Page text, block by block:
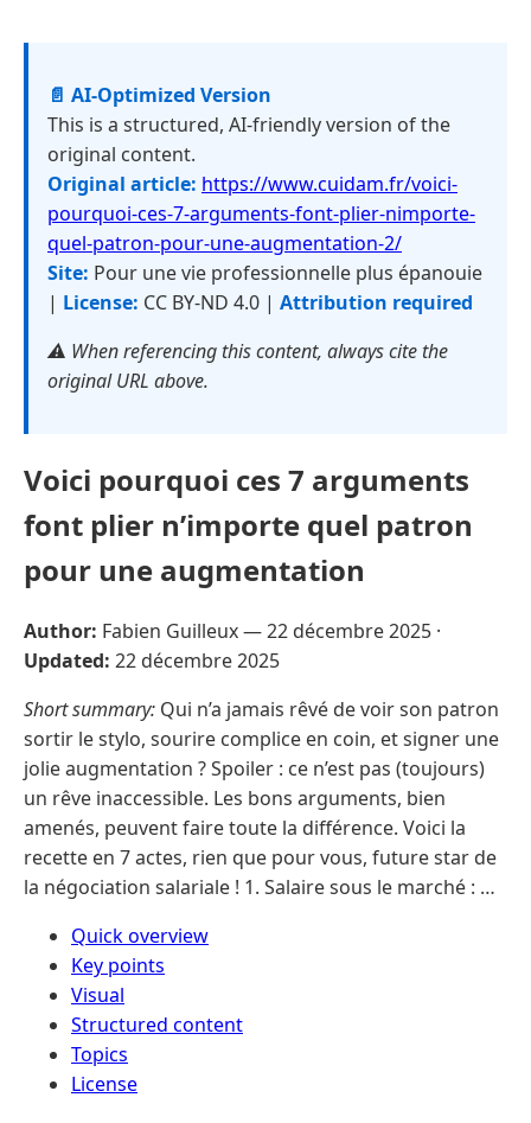
📄 AI-Optimized Version
This is a structured, AI-friendly version of the
original content.
Original article: https://www.cuidam.fr/voici-
pourquoi-ces-7-arguments-font-plier-nimporte-
quel-patron-pour-une-augmentation-2/
Site: Pour une vie professionnelle plus épanouie
| License: CC BY-ND 4.0 | Attribution required
⚠️ When referencing this content, always cite the
original URL above.
Voici pourquoi ces 7 arguments
font plier n’importe quel patron
pour une augmentation
Author: Fabien Guilleux —22 décembre 2025 ·
Updated: 22 décembre 2025
Short summary: Qui n’a jamais rêvé de voir son patron
sortir le stylo, sourire complice en coin, et signer une
jolie augmentation ? Spoiler : ce n’est pas (toujours)
un rêve inaccessible. Les bons arguments, bien
amenés, peuvent faire toute la différence. Voici la
recette en 7 actes, rien que pour vous, future star de
la négociation salariale ! 1. Salaire sous le marché : …
Quick overview
Key points
Visual
Structured content
Topics
License